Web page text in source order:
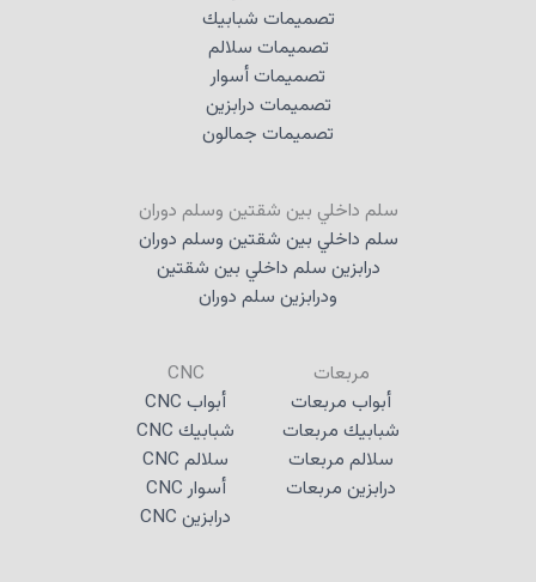
تصميمات شبابيك
تصميمات سلالم
تصميمات أسوار
تصميمات درابزين
تصميمات جمالون
سلم داخلي بين شقتين وسلم دوران
سلم داخلي بين شقتين وسلم دوران
درابزين سلم داخلي بين شقتين
ودرابزين سلم دوران
مربعات
أبواب مربعات
شبابيك مربعات
سلالم مربعات
درابزين مربعات
CNC
أبواب CNC
شبابيك CNC
سلالم CNC
أسوار CNC
درابزين CNC